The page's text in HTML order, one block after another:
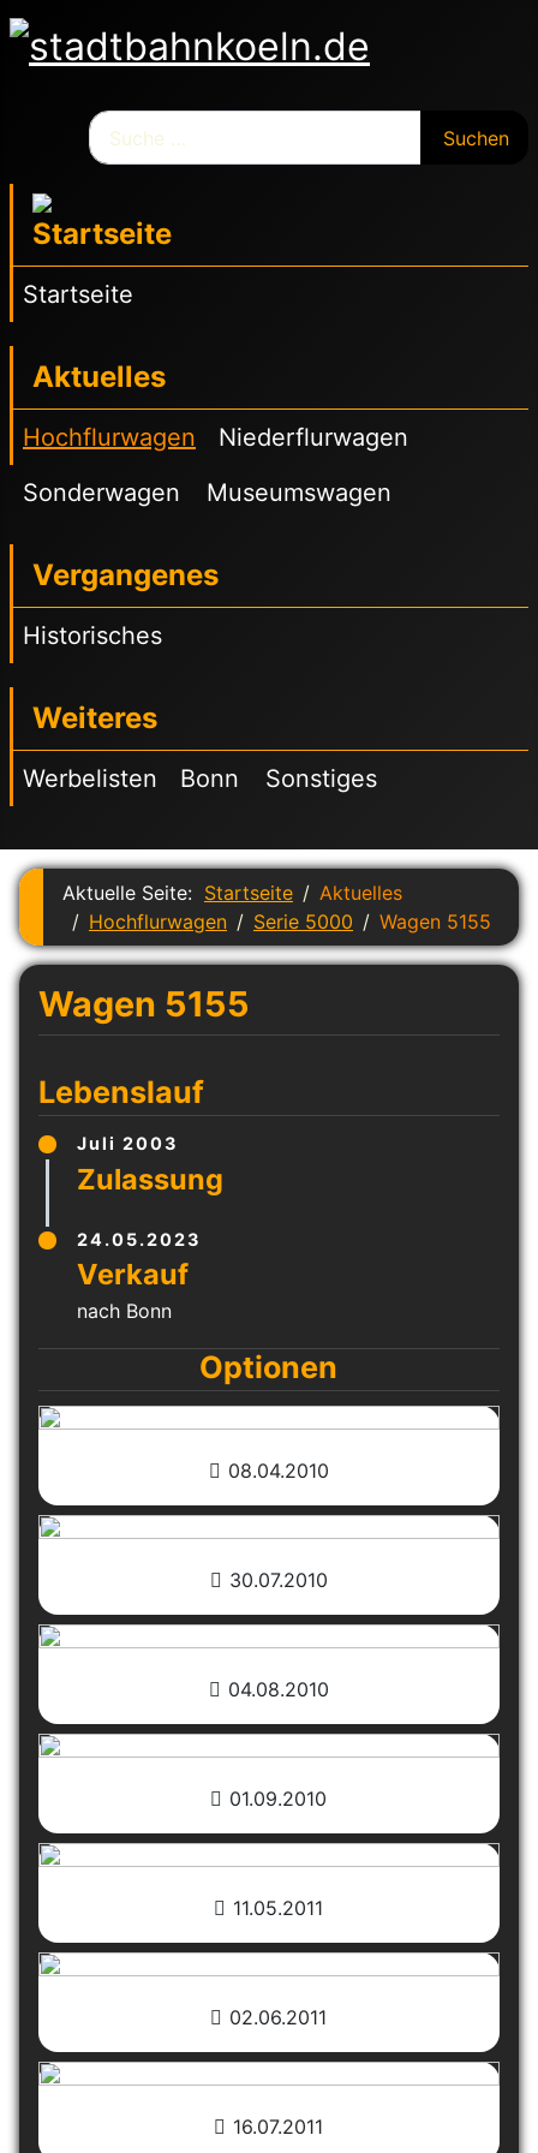
Suchen
Startseite
Aktuelles
Hochflurwagen
Niederflurwagen
Sonderwagen
Museumswagen
Vergangenes
Historisches
Weiteres
Werbelisten Bonn Sonstiges
Aktuelle Seite: Startseite
Aktuelles
Hochflurwagen
Serie 5000 Wagen 5155
Wagen 5155
Lebenslauf
Juli 2003
24.05.2023
nach Bonn
Optionen
08.04.2010
30.07.2010
04.08.2010
01.09.2010
11.05.2011
02.06.2011
16.07.2011